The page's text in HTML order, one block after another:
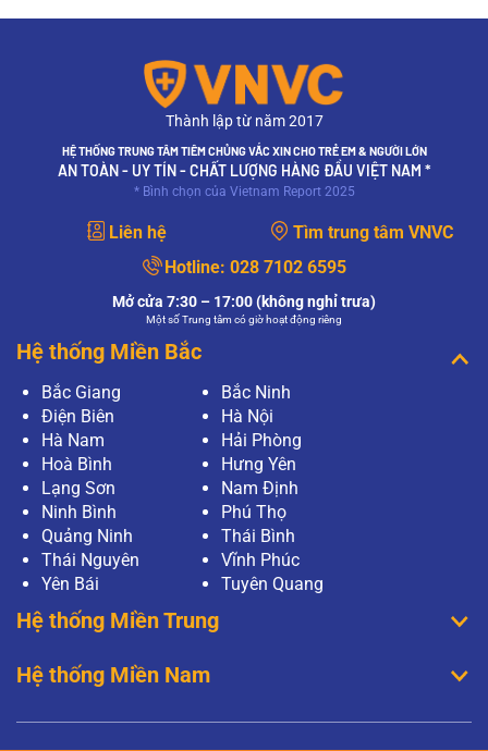
Thành lập từ năm 2017
HỆ THỐNG TRUNG TÂM TIÊM CHỦNG VẮC XIN CHO TRẺ EM & NGƯỜI LỚN
AN TOÀN - UY TÍN - CHẤT LƯỢNG HÀNG ĐẦU VIỆT NAM *
* Bình chọn của Vietnam Report 2025
Liên hệ
Tìm trung tâm VNVC
Hotline: 028 7102 6595
Mở cửa 7:30 – 17:00 (không nghỉ trưa)
Một số Trung tâm có giờ hoạt động riêng
Hệ thống Miền Bắc
Bắc Giang
Bắc Ninh
Điện Biên
Hà Nội
Hà Nam
Hải Phòng
Hoà Bình
Hưng Yên
Lạng Sơn
Nam Định
Ninh Bình
Phú Thọ
Quảng Ninh
Thái Bình
Thái Nguyên
Vĩnh Phúc
Yên Bái
Tuyên Quang
Hệ thống Miền Trung
Hệ thống Miền Nam